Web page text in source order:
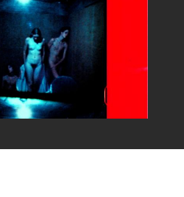
CCI/Hervé Véronèse/Dist. GrandPalaisRmn